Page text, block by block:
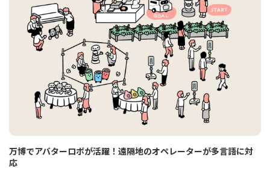
万博でアバターロボが活躍！遠隔地のオペレーターが多言語に対
応